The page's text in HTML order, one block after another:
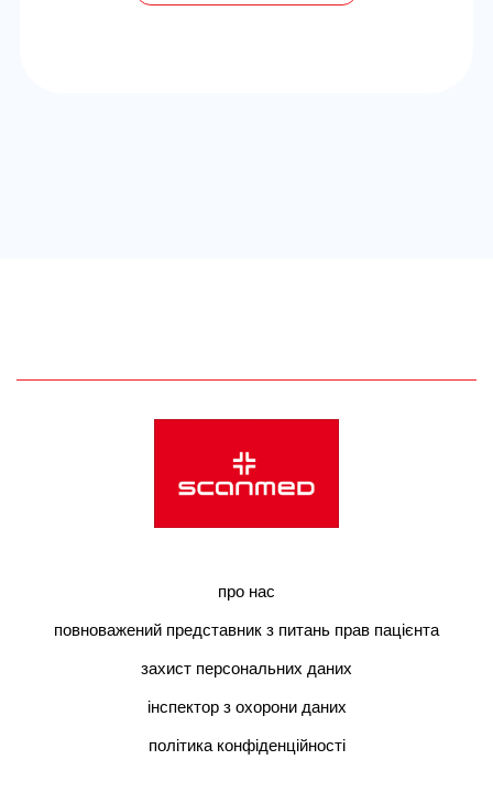
про нас
повноважений представник з питань прав пацієнта
захист персональних даних
інспектор з охорони даних
політика конфіденційності